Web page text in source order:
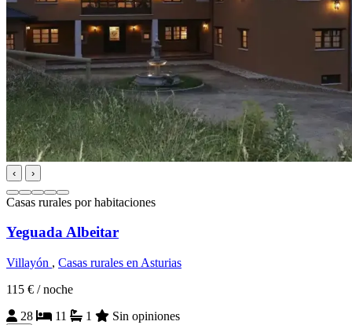
‹ ›
Casas rurales por habitaciones
Yeguada Albeitar
Villayón , Casas rurales en Asturias
115 € / noche
28
11 1 Sin opiniones